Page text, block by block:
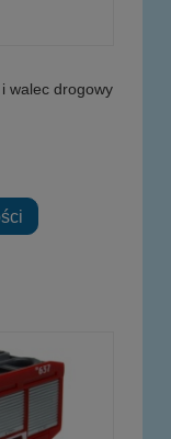
walec drogowy